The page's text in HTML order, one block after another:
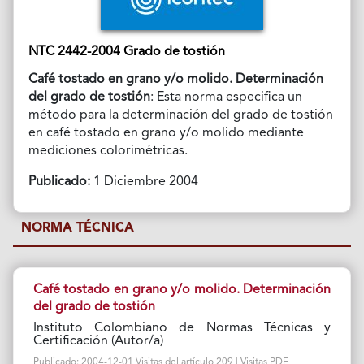
NTC 2442-2004 Grado de tostión
Café tostado en grano y/o molido. Determinación
del grado de tostión: Esta norma especifica un
método para la determinación del grado de tostión
en café tostado en grano y/o molido mediante
mediciones colorimétricas.
Publicado:1 Diciembre 2004
NORMA TÉCNICA
Café tostado en grano y/o molido. Determinación
del grado de tostión
Instituto Colombiano de Normas Técnicas y
Certificación (Autor/a)